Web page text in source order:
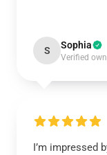
S Sophia
Verified
I’m impressed